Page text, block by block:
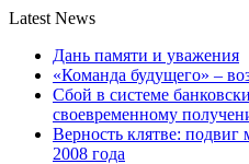
Latest News
Дань памяти и уважения
«Команда будущего» –
Сбой в системе
своевременному
Верность клятве: подвиг
2008 года